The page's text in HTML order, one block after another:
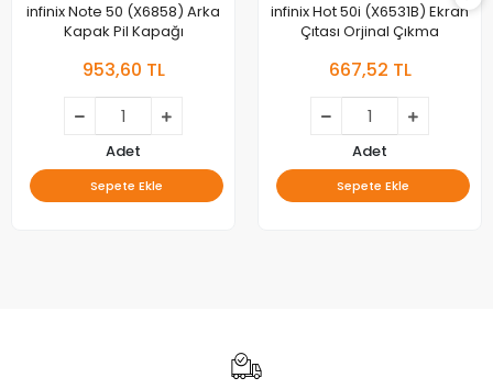
infinix Note 50 (X6858) Arka
Kapak Pil Kapağı
953,60 TL
Adet
Sepete Ekle
infinix Hot 50i (X6531B) Ekran
Çıtası Orjinal Çıkma
667,52 TL
Adet
Sepete Ekle